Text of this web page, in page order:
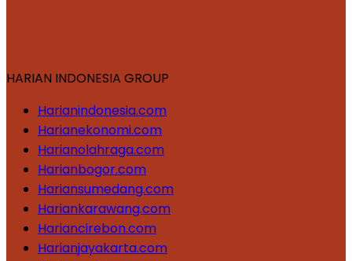
HARIAN INDONESIA GROUP
Harianindonesia.com
Harianekonomi.com
Harianolahraga.com
Harianbogor.com
Hariansumedang.com
Hariankarawang.com
Hariancirebon.com
Harianjayakarta.com